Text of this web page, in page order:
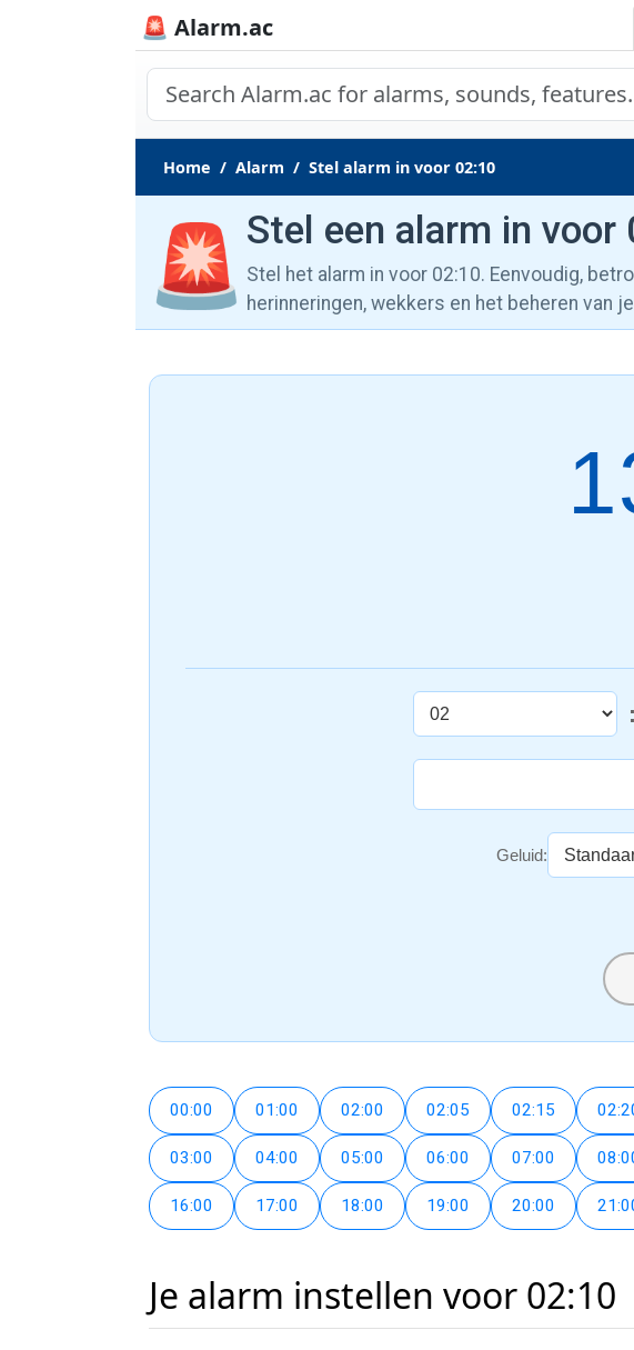
🚨 Alarm.ac
Home Alarm Stel alarm in voor 02:10
🚨 Stel een alarm in voor
Stel het alarm in voor 02:10. Eenvoudig,
herinneringen, wekkers en het beheren van
:
Geluid:
00:00 01:00 02:00 02:05 02:15
03:00 04:00 05:00 06:00 07:00
16:00 17:00 18:00 19:00 20:00
Je alarm instellen voor 02:10